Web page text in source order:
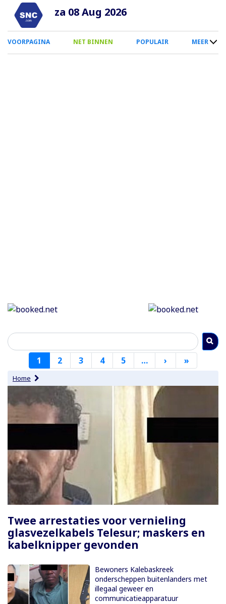
Overslaan
naar
inhoud
za 08 Aug 2026
0
Smartphone
VOORPAGINA NET BINNEN POPULAIR MEER
Paginering
1 2 3 4 5 … › Volgende
pagina
»
pagina
Home
Twee arrestaties voor vernieling
glasvezelkabels Telesur; maskers en
kabelknipper gevonden
Bewoners Kalebaskreek
onderscheppen buitenlanders met
illegaal geweer en
communicatieapparatuur